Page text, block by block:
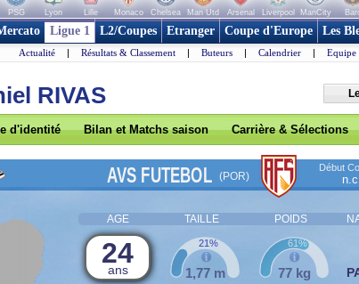
PSG Lyon Lille Monaco Chelsea Man Utd Arsenal Liverpool ManCity
Ligue 1 L2/Coupes Etranger Coupe d'Europe Les
Actualité | Résultats & Classement | Buteurs | Calendrier | Equipe
RIVAS
d'identité Bilan et Matchs saison Carrière & Sélections
AVS FUTEBOL (POR)
Début
AGE TAILLE POIDS
24
ans 1,77 m
21%
77 kg
61%